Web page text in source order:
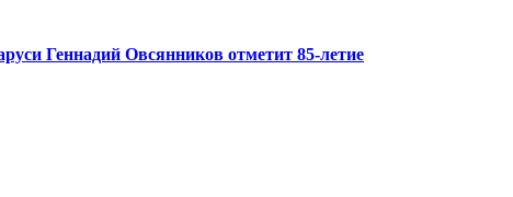
Геннадий Овсянников отметит 85-летие